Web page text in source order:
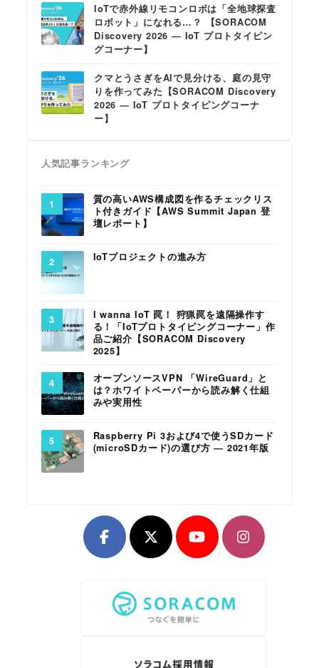
IoTで赤外線リモコンロボは「全地球探査
ロボット」になれる…？ 【SORACOM
Discovery 2026 ― IoT プロトタイピン
グコーナー】
クマとうさぎをAIで見分ける、庭の見守
りを作ってみた【SORACOM Discovery
2026 ― IoT プロトタイピングコーナ
ー】
人気記事ランキング
質の高いAWS構成図を作るチェックリス
ト付きガイド【AWS Summit Japan 登
壇レポート】
IoTプロジェクトの進み方
I wanna IoT 罠！ 狩猟罠を遠隔操作す
る！「IoTプロトタイピングコーナー」作
品ご紹介【SORACOM Discovery
2025】
オープンソースVPN 「WireGuard」と
は？ホワイトペーパーから読み解く仕組
みや実用性
Raspberry Pi 3および4で使うSDカード
(microSDカード)の選び方 ― 2021年版